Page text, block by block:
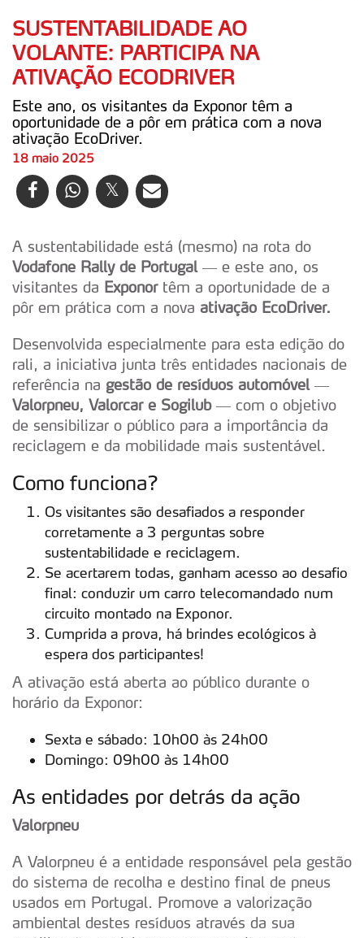
SUSTENTABILIDADE AO
VOLANTE: PARTICIPA NA
ATIVAÇÃO ECODRIVER
Este ano, os visitantes da Exponor têm a
oportunidade de a pôr em prática com a nova
ativação EcoDriver.
18 maio 2025
A sustentabilidade está (mesmo) na rota do
Vodafone Rally de Portugal— e este ano, os
visitantes da Exponor têm a oportunidade de a
pôr em prática com a nova ativação EcoDriver.
Desenvolvida especialmente para esta edição do
rali, a iniciativa junta três entidades nacionais de
referência na gestão de resíduos automóvel—
Valorpneu, Valorcar e Sogilub— com o objetivo
de sensibilizar o público para a importância da
reciclagem e da mobilidade mais sustentável.
Como funciona?
Os visitantes são desafiados a responder
corretamente a 3 perguntas sobre
sustentabilidade e reciclagem.
Se acertarem todas, ganham acesso ao desafio
final: conduzir um carro telecomandado num
circuito montado na Exponor.
Cumprida a prova, há brindes ecológicos à
espera dos participantes!
A ativação está aberta ao público durante o
horário da Exponor:
Sexta e sábado: 10h00 às 24h00
Domingo: 09h00 às 14h00
As entidades por detrás da ação
Valorpneu
A Valorpneu é a entidade responsável pela gestão
do sistema de recolha e destino final de pneus
usados em Portugal. Promove a valorização
ambiental destes resíduos através da sua